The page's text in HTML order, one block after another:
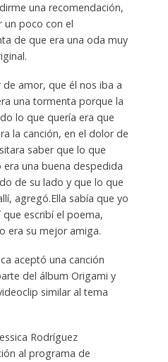
una recomendación,
un poco con el
de que era una oda muy
amor, que él nos iba a
una tormenta porque la
lo que quería era que
la canción, en el dolor de
saber que lo que
una buena despedida
de su lado y que lo que
agregó.Ella sabía que yo
escribí el poema,
era su mejor amiga.
aceptó una canción
del álbum Origami y
similar al tema
Rodríguez
al programa de